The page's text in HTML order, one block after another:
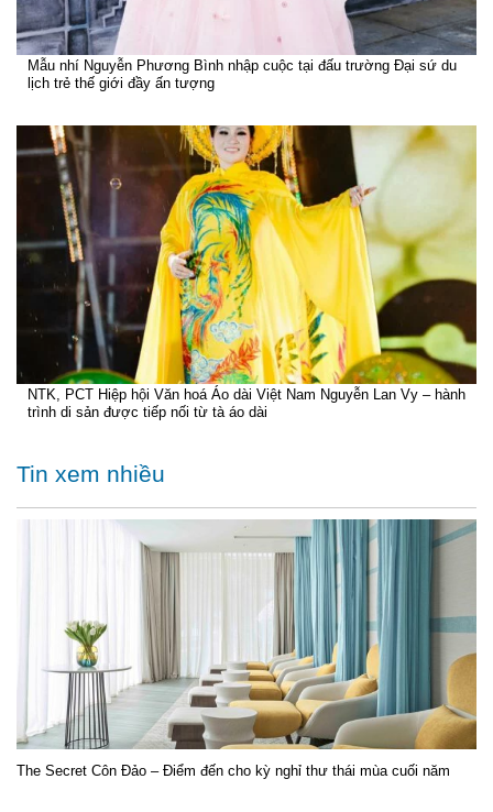
Mẫu nhí Nguyễn Phương Bình nhập cuộc tại đấu trường Đại sứ du
lịch trẻ thế giới đầy ấn tượng
NTK, PCT Hiệp hội Văn hoá Áo dài Việt Nam Nguyễn Lan Vy – hành
trình di sản được tiếp nối từ tà áo dài
Tin xem nhiều
The Secret Côn Đảo – Điểm đến cho kỳ nghỉ thư thái mùa cuối năm